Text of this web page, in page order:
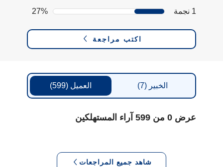
1 نجمة 27%
اكتب مراجعة
العميل (599) الخبير(7)
عرض 0 من 599 آراء المستهلكين
شاهد جميع المراجعات